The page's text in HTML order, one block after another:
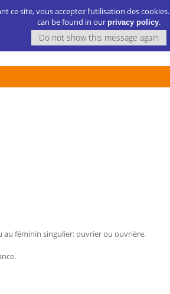
féminin singulier: ouvrier ou ouvrière.
ce site, vous acceptez l’utilisation des cookies.
can be found in our privacy policy.